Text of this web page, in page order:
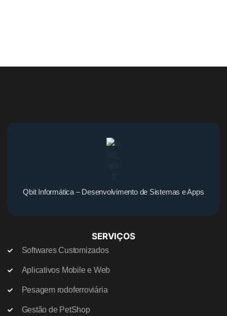
Qbit Informática – Desenvolvimento de Sistemas e Apps
SERVIÇOS
Softwares Customizados
Aplicativos Mobile e Web
Pesagem rodoferroviária
Gestão de PetShop